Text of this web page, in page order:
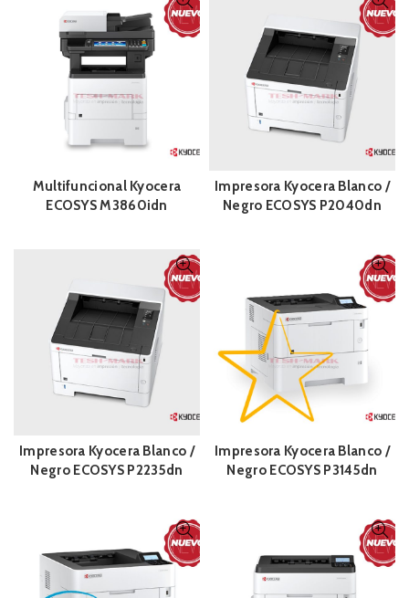
Multifuncional Kyocera
ECOSYS M3860idn
Impresora Kyocera Blanco /
Negro ECOSYS P2040dn
Impresora Kyocera Blanco /
Negro ECOSYS P2235dn
Impresora Kyocera Blanco /
Negro ECOSYS P3145dn